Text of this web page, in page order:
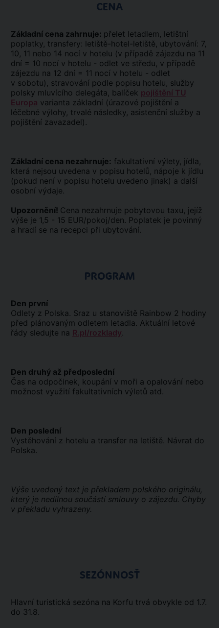
CENA
Základní cena zahrnuje: přelet letadlem, letištní
poplatky, transfery: letiště-hotel-letiště, ubytování: 7,
10, 11 nebo 14 nocí v hotelu (v případě zájezdu na 11
dní = 10 nocí v hotelu - odlet ve středu, v případě
zájezdu na 12 dní = 11 nocí v hotelu - odlet
v sobotu), stravování podle popisu hotelu, služby
polsky mluvícího delegáta, balíček pojištění TU
Europa varianta základní (úrazové pojištění a
léčebné výlohy, trvalé následky, asistenční služby a
pojištění zavazadel).
Základní cena nezahrnuje: fakultativní výlety, jídla,
která nejsou uvedena v popisu hotelů, nápoje k jídlu
(pokud není v popisu hotelu uvedeno jinak) a další
osobní výdaje.
Upozornění! Cena nezahrnuje pobytovou taxu, jejíž
výše je 1,5 - 15 EUR/pokoj/den. Poplatek je povinný
a hradí se na recepci při ubytování.
PROGRAM
Den první
Odlety z Polska. Sraz u stanoviště Rainbow 2 hodiny
před plánovaným odletem letadla. Aktuální letové
řády sledujte na R.pl/rozklady.
Den druhý až předposlední
Čas na odpočinek, koupání v moři a opalování nebo
možnost využití fakultativních výletů atd.
Den poslední
Vystěhování z hotelu a transfer na letiště. Návrat do
Polska.
Výše uvedený text je překladem polského originálu,
který je nedílnou součástí smlouvy o zájezdu. Chyby
v překladu vyhrazeny.
SEZÓNNOSŤ
Hlavní turistická sezóna na Korfu trvá obvykle od 1.7.
do 31.8.